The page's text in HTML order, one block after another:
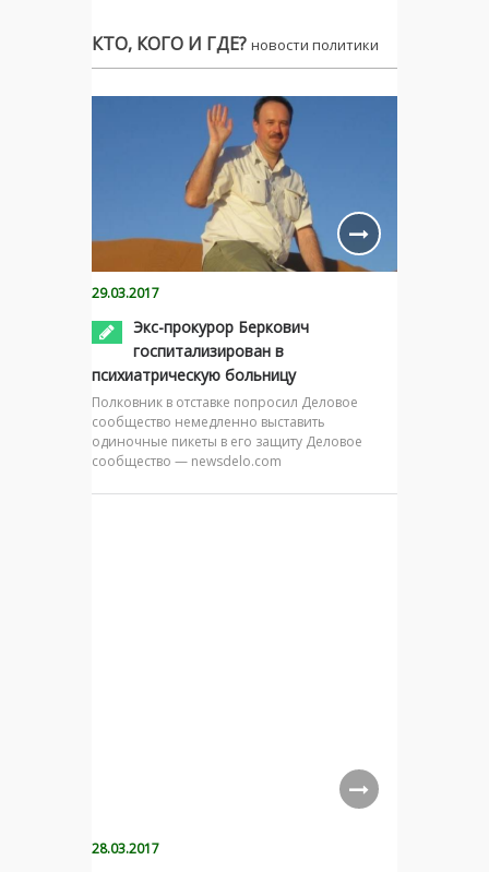
КТО, КОГО И ГДЕ? новости политики
29.03.2017
Экс-прокурор Беркович
госпитализирован в
психиатрическую больницу
Полковник в отставке попросил Деловое
сообщество немедленно выставить
одиночные пикеты в его защиту Деловое
сообщество — newsdelo.com
28.03.2017